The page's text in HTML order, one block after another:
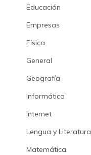
Educación
Empresas
Física
General
Geografía
Informática
Internet
Lengua y Literatura
Matemática